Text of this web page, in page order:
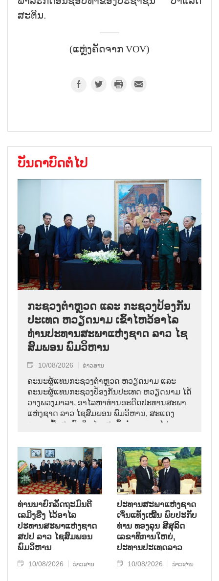
ສະຕິນ.
(ແຫຼ່ງຄັດຈາກ VOV)
ບັນດາບົດຕໍ່ໄປ
ກະຊວງຕຳຫຼວດ ແລະ ກະຊວງປ້ອງກັນ
ປະເທດ ຫວຽດນາມ ເຂົ້າໄຫວ້ອາໄລ
ທ່ານປະທານສະພາແຫ່ງຊາດ ລາວ ໄຊ
ສົມພອນ ພົມວິຫານ
10/08/2026 ຂ່າວສານ
ຄະນະຜູ້ແທນກະຊວງຕຳຫຼວດ ຫວຽດນາມ ແລະ
ຄະນະຜູ້ແທນກະຊວງປ້ອງກັນປະເທດ ຫວຽດນາມ ໄດ້
ວາງພວງມາລາ, ອາໄລຫາທ່ານອະດີດປະທານສະພາ
ແຫ່ງຊາດ ລາວ ໄຊສົມພອນ ພົມວິຫານ, ສະແດງ
ຄວາມເສົ້າສະຫຼົດໃຈຢ່າງສຸດຊຶ້ງຕໍ່ການຈາກໄປຂອງ
ສະພາແຫ່ງຊາດ ແລະ ປະຊາຊົນ ລາວ ບັນດາເຜົ່າ.
ທ່ານນາຍົກລັດຖະມົນຕີ
ເລມິງຮືງ ໄວ້ອາໄລ
ປະທານສະພາແຫ່ງຊາດ
ສປປ ລາວ ໄຊສົມພອນ
ພົມວິຫານ
10/08/2026 ຂ່າວສານ
ປະທານສະພາແຫ່ງຊາດ
ເຈິ່ນແທັງເໝີ້ນ ພົບປະກັບ
ທ່ານ ທອງລຸນ ສີສຸລິດ
ເລຂາທິການໃຫຍ່,
ປະທານປະເທດລາວ
10/08/2026 ຂ່າວສານ